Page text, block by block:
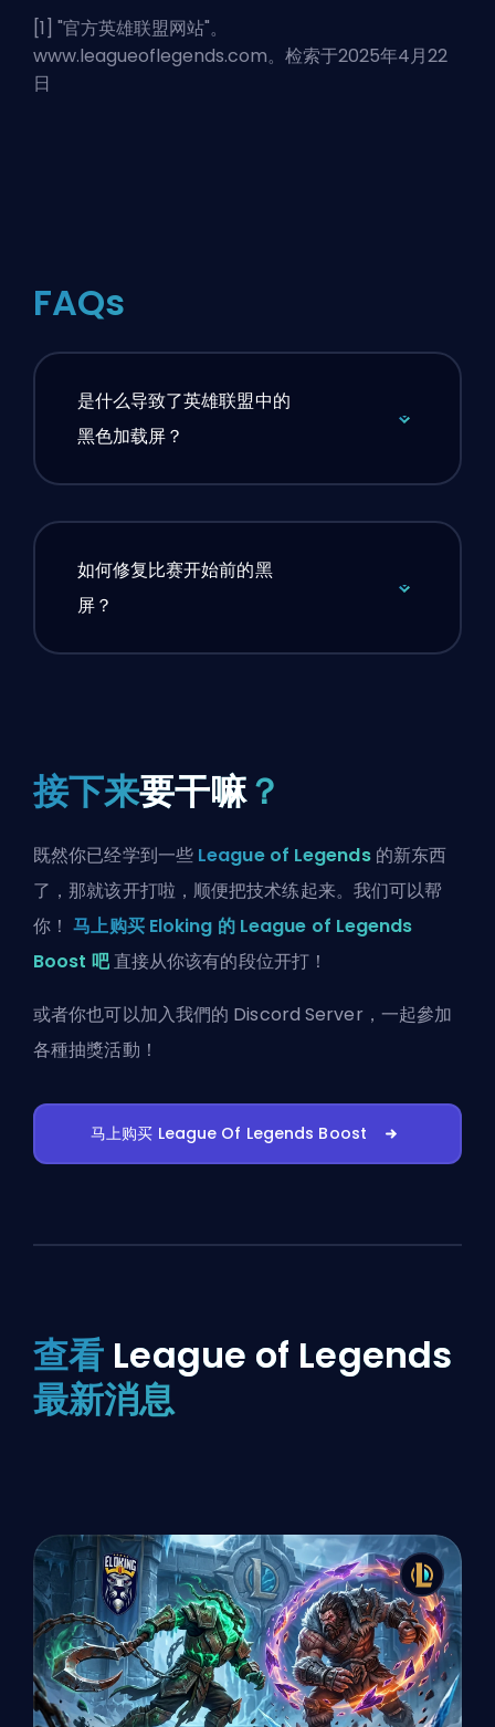
[1] "官方英雄联盟网站"。
www.leagueoflegends.com。检索于2025年4月22
日
FAQs
是什么导致了英雄联盟中的
黑色加载屏？
如何修复比赛开始前的黑
屏？
接下来要干嘛？
既然你已经学到一些 League of Legends的新东西
了，那就该开打啦，顺便把技术练起来。我们可以帮
你！马上购买 Eloking 的 League of Legends
Boost 吧直接从你该有的段位开打！
或者你也可以加入我們的 Discord Server ，一起參加
各種抽獎活動！
马上购买 League Of Legends Boost
查看 League of Legends
最新消息